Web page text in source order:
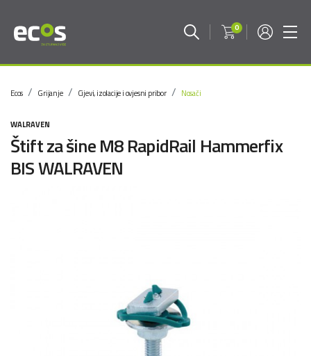
0
Ecos Grijanje Cijevi, izolacije i ovjesni pribor Nosači
WALRAVEN
Štift za šine M8 RapidRail Hammerfix
BIS WALRAVEN